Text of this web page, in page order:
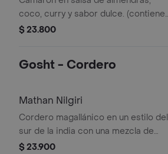
coco, curry y sabor dulce. (contiene
frutos secos)
$ 23.800
Gosht - Cordero
Mathan Nilgiri
Cordero magallánico en un estilo del
sur de la india con una mezcla de
coco, menta y cilantro, sabor
$ 23.900